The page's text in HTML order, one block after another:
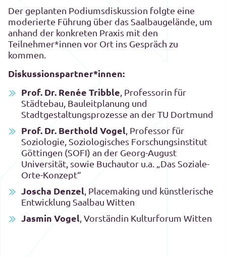
Der geplanten Podiumsdiskussion folgte eine
moderierte Führung über das Saalbaugelände, um
anhand der konkreten Praxis mit den
Teilnehmer*innen vor Ort ins Gespräch zu
kommen.
Diskussionspartner*innen:
Prof. Dr. Renée Tribble , Professorin für
Städtebau, Bauleitplanung und
Stadtgestaltungsprozesse an der TU Dortmund
Prof. Dr. Berthold Vogel , Professor für
Soziologie, Soziologisches Forschungsinstitut
Göttingen (SOFI) an der Georg-August
Universität, sowie Buchautor u.a. „Das Soziale-
Orte-Konzept“
Joscha Denzel, Placemaking und künstlerische
Entwicklung Saalbau Witten
Jasmin Vogel , Vorständin Kulturforum Witten